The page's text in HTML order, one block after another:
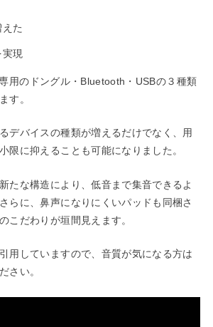
た
現
用のドングル・Bluetooth・USBの３種類
す。
デバイスの種類が増えるだけでなく、用
限に抑えることも可能になりました。
たな構造により、低音まで集音できるよ
らに、鼻声になりにくいパッドも同梱さ
こだわりが垣間見えます。
用していますので、音質が気になる方は
さい。